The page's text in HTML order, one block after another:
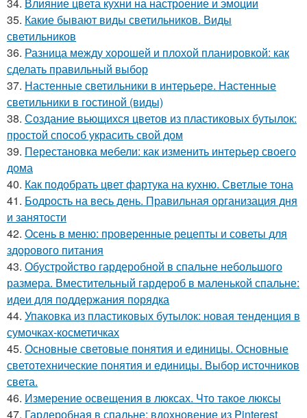
35. Какие бывают виды светильников. Виды
светильников
36. Разница между хорошей и плохой планировкой: как
сделать правильный выбор
37. Настенные светильники в интерьере. Настенные
светильники в гостиной (виды)
38. Создание вьющихся цветов из пластиковых бутылок:
простой способ украсить свой дом
39. Перестановка мебели: как изменить интерьер своего
дома
40. Как подобрать цвет фартука на кухню. Светлые тона
41. Бодрость на весь день. Правильная организация дня
и занятости
42. Осень в меню: проверенные рецепты и советы для
здорового питания
43. Обустройство гардеробной в спальне небольшого
размера. Вместительный гардероб в маленькой спальне:
идеи для поддержания порядка
44. Упаковка из пластиковых бутылок: новая тенденция в
сумочках-косметичках
45. Основные световые понятия и единицы. Основные
светотехнические понятия и единицы. Выбор источников
света.
46. Измерение освещения в люксах. Что такое люксы
47. Гардеробная в спальне: вдохновение из Pinterest